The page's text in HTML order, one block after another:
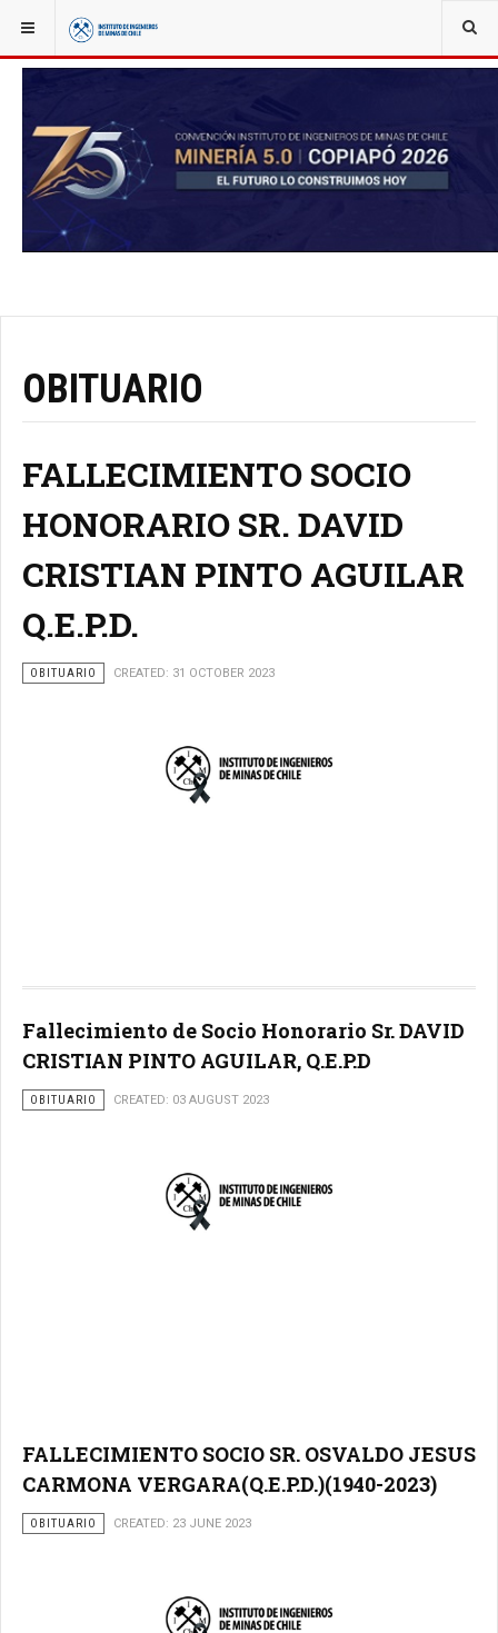
YOU ARE HERE:
OBITUARIO
FALLECIMIENTO SOCIO
HONORARIO SR. DAVID
CRISTIAN PINTO AGUILAR
Q.E.P.D.
OBITUARIO CREATED: 31 OCTOBER 2023
Fallecimiento de Socio Honorario Sr. DAVID
CRISTIAN PINTO AGUILAR, Q.E.P.D
OBITUARIO CREATED: 03 AUGUST 2023
FALLECIMIENTO SOCIO SR. OSVALDO JESUS
CARMONA VERGARA(Q.E.P.D.)(1940-2023)
OBITUARIO CREATED: 23 JUNE 2023